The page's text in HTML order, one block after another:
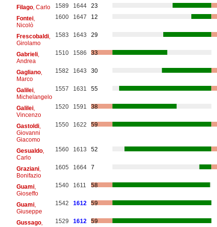
Filago, Carlo 1589 1644
23
Fontei,
Nicolò
1600 1647 12
Frescobaldi,
Girolamo
1583 1643 29
Gabrieli,
Andrea
1510 1586 33
Gagliano,
Marco
1582 1643 30
Galilei,
Michelangelo
1557 1631 55
Galilei,
Vincenzo
1520 1591 38
Gastoldi,
Giovanni
Giacomo
1550 1622 59
Gesualdo,
Carlo
1560 1613 52
Graziani,
Bonifazio
1605 1664 7
Guami,
Gioseffo
1540 1611 58
Guami,
Giuseppe
1542 1612 59
Gussago,
1529 1612 59